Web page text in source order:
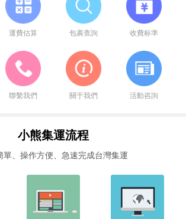
運費估算 包裹查詢 收費标準
聯繫我們 關于我們 活動咨詢
小熊集運流程
單、操作方便、急速完成台灣集運